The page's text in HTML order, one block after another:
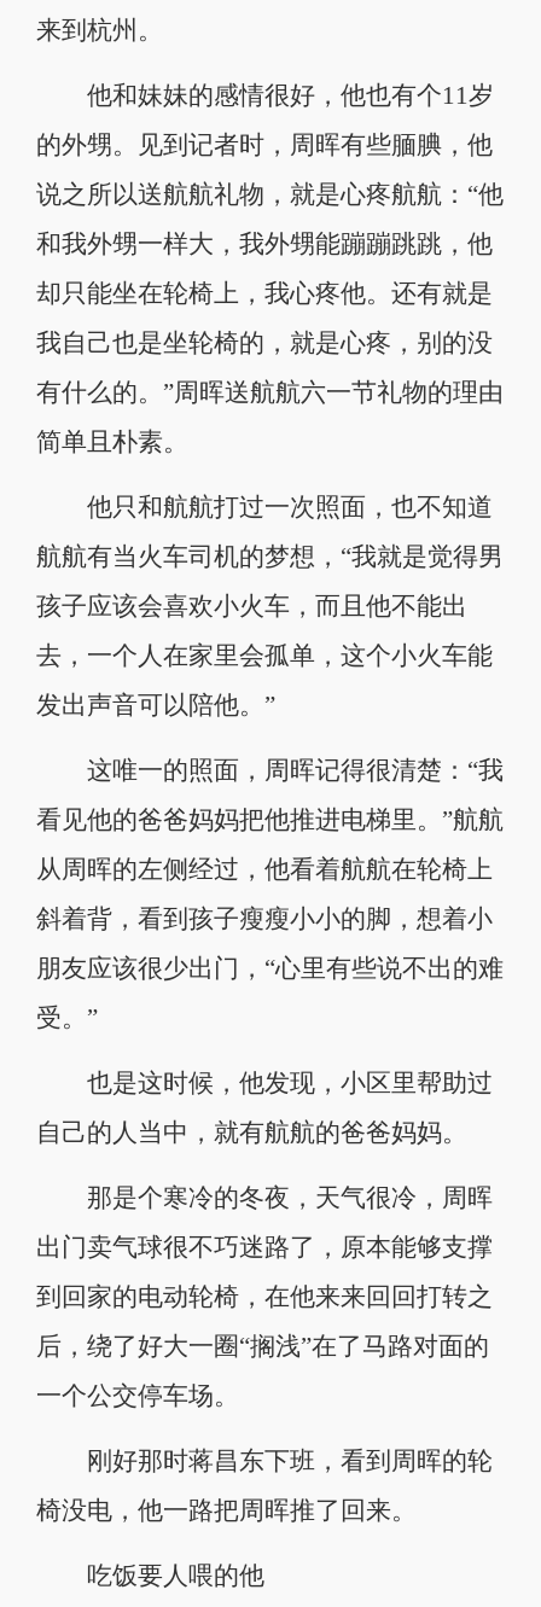
来到杭州。
他和妹妹的感情很好，他也有个11岁
的外甥。见到记者时，周晖有些腼腆，他
说之所以送航航礼物，就是心疼航航：“他
和我外甥一样大，我外甥能蹦蹦跳跳，他
却只能坐在轮椅上，我心疼他。还有就是
我自己也是坐轮椅的，就是心疼，别的没
有什么的。”周晖送航航六一节礼物的理由
简单且朴素。
他只和航航打过一次照面，也不知道
航航有当火车司机的梦想，“我就是觉得男
孩子应该会喜欢小火车，而且他不能出
去，一个人在家里会孤单，这个小火车能
发出声音可以陪他。”
这唯一的照面，周晖记得很清楚：“我
看见他的爸爸妈妈把他推进电梯里。”航航
从周晖的左侧经过，他看着航航在轮椅上
斜着背，看到孩子瘦瘦小小的脚，想着小
朋友应该很少出门，“心里有些说不出的难
受。”
也是这时候，他发现，小区里帮助过
自己的人当中，就有航航的爸爸妈妈。
那是个寒冷的冬夜，天气很冷，周晖
出门卖气球很不巧迷路了，原本能够支撑
到回家的电动轮椅，在他来来回回打转之
后，绕了好大一圈“搁浅”在了马路对面的
一个公交停车场。
刚好那时蒋昌东下班，看到周晖的轮
椅没电，他一路把周晖推了回来。
吃饭要人喂的他